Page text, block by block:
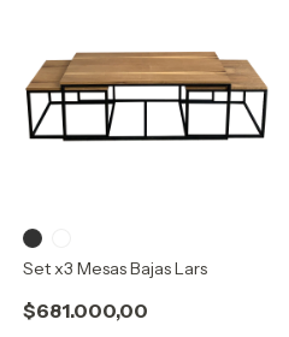
Set x3 Mesas Bajas Lars
$681.000,00